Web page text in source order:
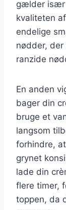
gælder især
kvaliteten
endelige
nødder,
ranzide
En anden
bager din
bruge et
langsom
forhindre,
grynet
lade din
flere timer,
toppen, da